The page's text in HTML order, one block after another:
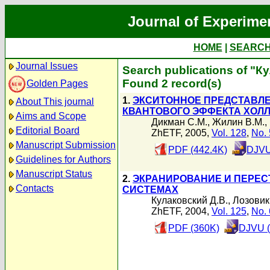
Journal of
HOME
Journal Issues
Golden Pages
About This journal
Aims and Scope
Editorial Board
Manuscript Submission
Guidelines for Authors
Manuscript Status
Contacts
Search publications of
Found 2 record(s)
1. ЭКСИТОННОЕ
КВАНТОВОГО ЭФФЕКТА
Дикман С.М., Жилин В.М.,
ZhETF, 2005, Vol. 128, No.
PDF (442.4K)
2. ЭКРАНИРОВАНИЕ И
СИСТЕМАХ
Кулаковский Д.В.,
ZhETF, 2004, Vol. 125, No.
PDF (360K)
DJVU